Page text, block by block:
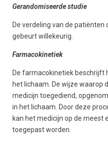
Gerandomiseerde studie
De verdeling van de
gebeurt willekeurig.
Farmacokinetiek
De farmacokinetiek beschrijft
het lichaam. De wijze waarop
medicijn toegediend,
in het lichaam. Door deze
kan het medicijn op de
toegepast worden.